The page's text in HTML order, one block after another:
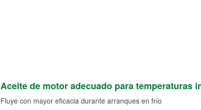
Aceite de motor adecuado para temperaturas
Fluye con mayor eficacia durante arranques en frío